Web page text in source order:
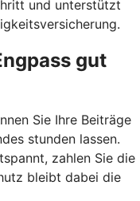
und unterstützt
gut
Sie Ihre Beiträge
stunden lassen.
zahlen Sie die
bleibt dabei die